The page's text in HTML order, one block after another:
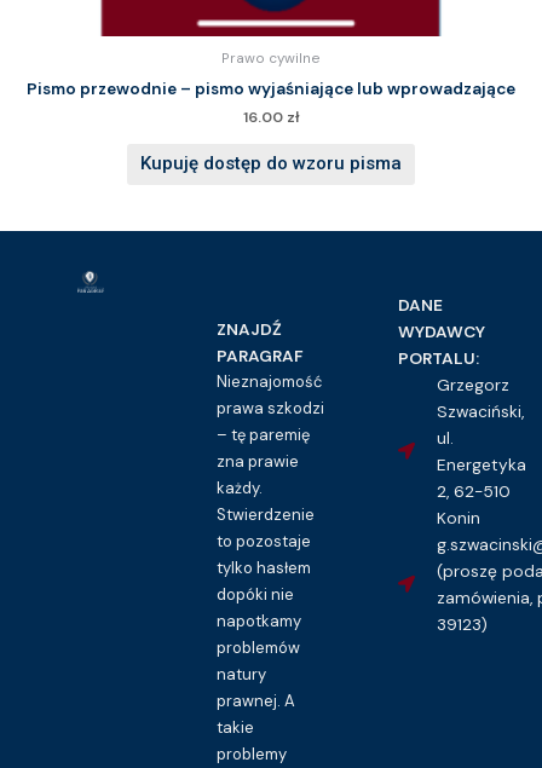
Prawo cywilne
Pismo przewodnie – pismo wyjaśniające lub wprowadzające
16.00 zł
Kupuję dostęp do wzoru pisma
ZNAJDŹ
PARAGRAF
Nieznajomość
prawa szkodzi
– tę paremię
zna prawie
każdy.
Stwierdzenie
to pozostaje
tylko hasłem
dopóki nie
napotkamy
problemów
natury
prawnej. A
takie
problemy
DANE
WYDAWCY
PORTALU:
Grzegorz
Szwaciński,
ul.
Energetyka
2, 62-510
Konin
(proszę
zamówienia,
39123)